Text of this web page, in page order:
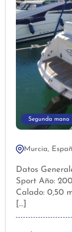
Segunda mano
Murcia,
Datos
Sport Año:
Calado: 0,50
Volvo Penta
Bomba de
Electrónica/